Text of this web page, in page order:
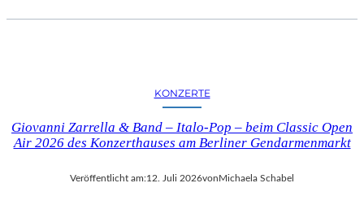
KONZERTE
Giovanni Zarrella & Band – Italo-Pop – beim Classic Open
Air 2026 des Konzerthauses am Berliner Gendarmenmarkt
Veröffentlicht am:12. Juli 2026von Michaela Schabel